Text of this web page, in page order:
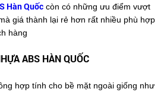
Hàn Quốccòn có những ưu điểm vượt
giá thành lại rẻ hơn rất nhiều phù hợp
hàng
ABS HÀN QUỐC
hợp tính cho bề mặt ngoài giống như